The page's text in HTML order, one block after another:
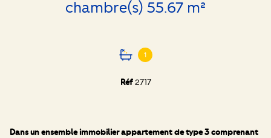
chambre(s) 55.67 m²
1
Réf2717
Dans un ensemble immobilier appartement de type 3 comprenant